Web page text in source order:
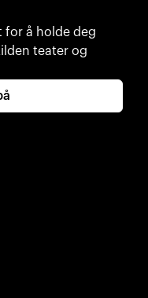
for å holde deg
teater og